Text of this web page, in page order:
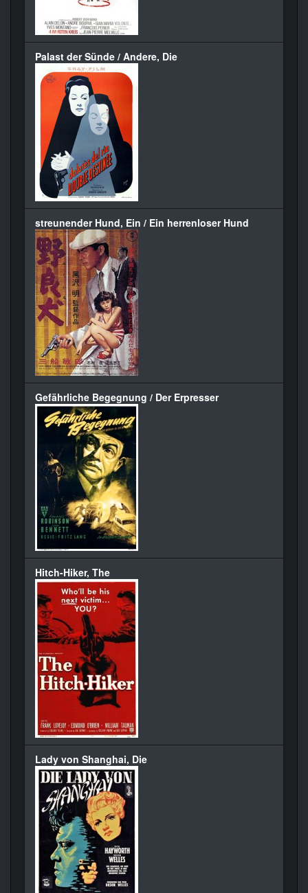
Palast der Sünde / Andere, Die
streunender Hund, Ein / Ein herrenloser Hund
Gefährliche Begegnung / Der Erpresser
Hitch-Hiker, The
Lady von Shanghai, Die